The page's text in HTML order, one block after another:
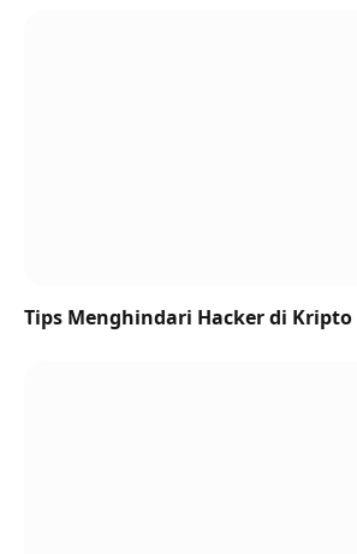
Tips Menghindari Hacker di Kripto